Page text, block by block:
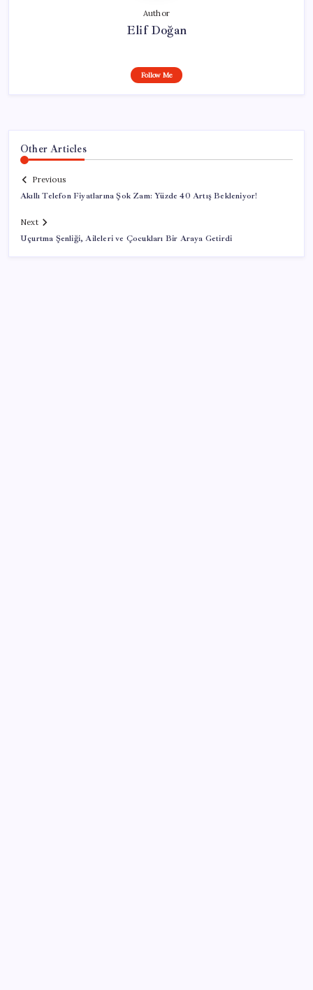
Author
Elif Doğan
Follow Me
Other Articles
Previous
Akıllı Telefon Fiyatlarına Şok Zam: Yüzde 40 Artış Bekleniyor!
Next
Uçurtma Şenliği, Aileleri ve Çocukları Bir Araya Getirdi